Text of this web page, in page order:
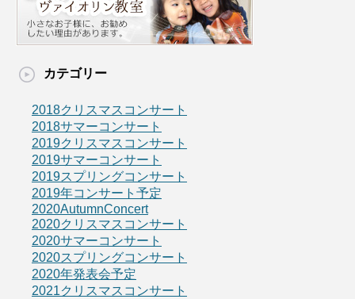
カテゴリー
2018クリスマスコンサート
2018サマーコンサート
2019クリスマスコンサート
2019サマーコンサート
2019スプリングコンサート
2019年コンサート予定
2020AutumnConcert
2020クリスマスコンサート
2020サマーコンサート
2020スプリングコンサート
2020年発表会予定
2021クリスマスコンサート